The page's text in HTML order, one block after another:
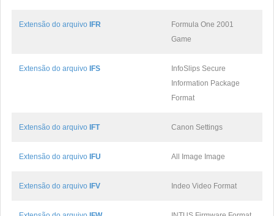
Extensão do arquivo IFR
Formula One 2001
Game
Extensão do arquivo IFS
InfoSlips Secure
Information Package
Format
Extensão do arquivo IFT Canon Settings
Extensão do arquivo IFU All Image Image
Extensão do arquivo IFV Indeo Video Format